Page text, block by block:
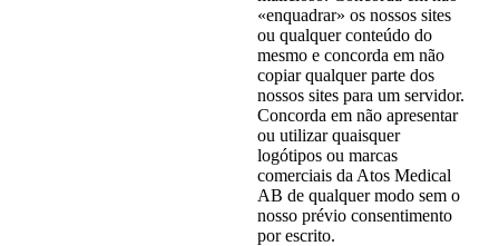
«enquadrar» os nossos sites
ou qualquer conteúdo do
mesmo e concorda em não
copiar qualquer parte dos
nossos sites para um servidor.
Concorda em não apresentar
ou utilizar quaisquer
logótipos ou marcas
comerciais da Atos Medical
AB de qualquer modo sem o
nosso prévio consentimento
por escrito.